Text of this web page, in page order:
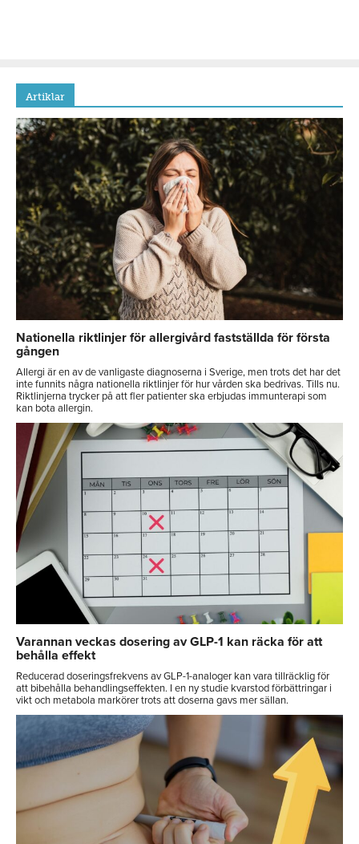
Artiklar
Nationella riktlinjer för allergivård fastställda för första
gången
Allergi är en av de vanligaste diagnoserna i Sverige, men trots det har det
inte funnits några nationella riktlinjer för hur vården ska bedrivas. Tills nu.
Riktlinjerna trycker på att fler patienter ska erbjudas immunterapi som
kan bota allergin.
Varannan veckas dosering av GLP-1 kan räcka för att
behålla effekt
Reducerad doseringsfrekvens av GLP-1-analoger kan vara tillräcklig för
att bibehålla behandlingseffekten. I en ny studie kvarstod förbättringar i
vikt och metabola markörer trots att doserna gavs mer sällan.